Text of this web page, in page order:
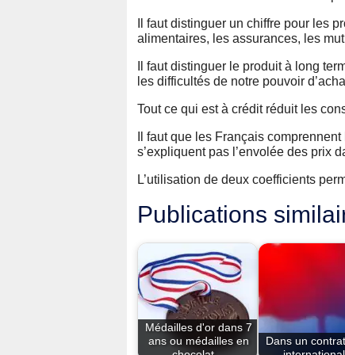
Il faut distinguer un chiffre pour les
alimentaires, les assurances, les
Il faut distinguer le produit à long
les difficultés de notre pouvoir
Tout ce qui est à crédit réduit les
Il faut que les Français
s’expliquent pas l’envolée des prix
L’utilisation de deux coefficients
Publications
Médailles d'or dans 7
ans ou médailles en
Dans un